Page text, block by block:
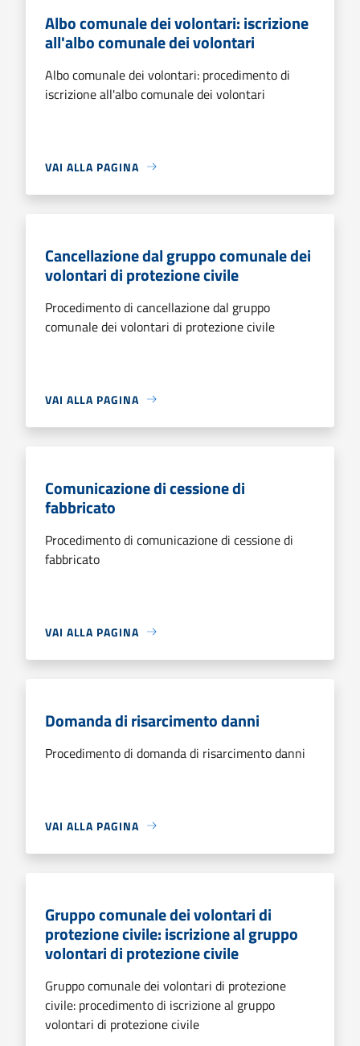
Albo comunale dei volontari: iscrizione
all'albo comunale dei volontari
Albo comunale dei volontari: procedimento di
iscrizione all'albo comunale dei volontari
VAI ALLA PAGINA
Cancellazione dal gruppo comunale dei
volontari di protezione civile
Procedimento di cancellazione dal gruppo
comunale dei volontari di protezione civile
VAI ALLA PAGINA
Comunicazione di cessione di
fabbricato
Procedimento di comunicazione di cessione di
fabbricato
VAI ALLA PAGINA
Domanda di risarcimento danni
Procedimento di domanda di risarcimento danni
VAI ALLA PAGINA
Gruppo comunale dei volontari di
protezione civile: iscrizione al gruppo
volontari di protezione civile
Gruppo comunale dei volontari di protezione
civile: procedimento di iscrizione al gruppo
volontari di protezione civile